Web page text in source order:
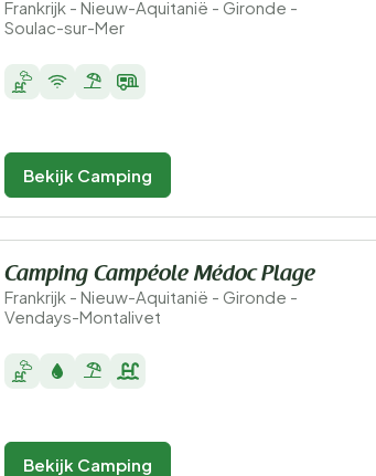
Frankrijk - Nieuw-Aquitanië - Gironde -
Soulac-sur-Mer
Bekijk Camping
Camping Campéole Médoc Plage
Frankrijk - Nieuw-Aquitanië - Gironde -
Vendays-Montalivet
Bekijk Camping